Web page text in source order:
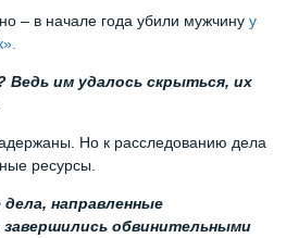
– в начале года убили мужчину у
Ведь им удалось скрыться, их
Но к расследованию дела
ресурсы.
направленные
завершились обвинительными